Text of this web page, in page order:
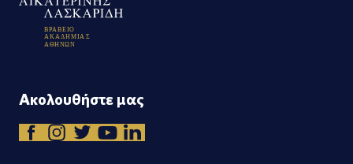
ΒΡΑΒΕΙΟ
ΑΚΑΔΗΜΙΑ Σ
Α ΘΗΝΩΝ
Ακολουθήστε μας